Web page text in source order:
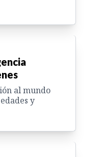
al mundo
y